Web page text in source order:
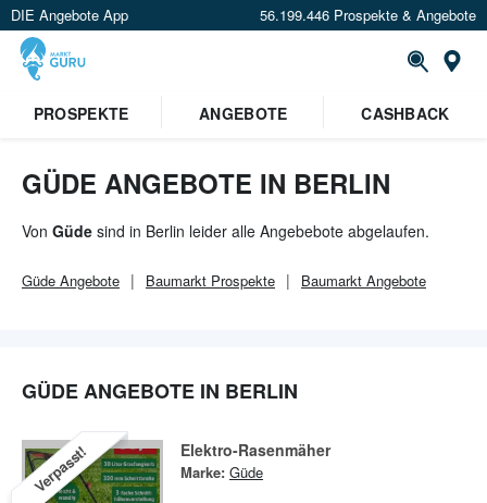
DIE Angebote App 56.199.446 Prospekte & Angebote
PROSPEKTE ANGEBOTE CASHBACK
GÜDE ANGEBOTE IN BERLIN
Von Güde sind in Berlin leider alle Angebebote abgelaufen.
Güde Angebote Baumarkt Prospekte Baumarkt Angebote
GÜDE ANGEBOTE IN BERLIN
Verpasst! Elektro-Rasenmäher
Marke: Güde